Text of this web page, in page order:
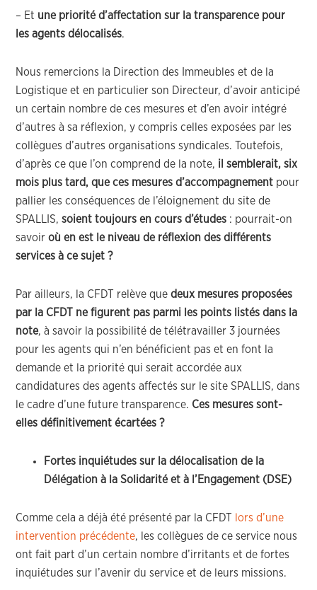
– Et une priorité d’affectation sur la transparence pour
les agents délocalisés.
Nous remercions la Direction des Immeubles et de la
Logistique et en particulier son Directeur, d’avoir anticipé
un certain nombre de ces mesures et d’en avoir intégré
d’autres à sa réflexion, y compris celles exposées par les
collègues d’autres organisations syndicales. Toutefois,
d’après ce que l’on comprend de la note, il semblerait, six
mois plus tard, que ces mesures d’accompagnement pour
pallier les conséquences de l’éloignement du site de
SPALLIS,soient toujours en cours d’études : pourrait-on
savoiroù en est le niveau de réflexion des différents
services à ce sujet ?
Par ailleurs, la CFDT relève quedeux mesures proposées
par la CFDT ne figurent pas parmi les points listés dans la
note, à savoir la possibilité de télétravailler 3 journées
pour les agents qui n’en bénéficient pas et en font la
demande et la priorité qui serait accordée aux
candidatures des agents affectés sur le site SPALLIS, dans
le cadre d’une future transparence. Ces mesures sont-
elles définitivement écartées ?
Fortes inquiétudes sur la délocalisation de la
Délégation à la Solidarité et à l’Engagement (DSE)
Comme cela a déjà été présenté par la CFDT lors d’une
intervention précédente, les collègues de ce service nous
ont fait part d’un certain nombre d’irritants et de fortes
inquiétudes sur l’avenir du service et de leurs missions.